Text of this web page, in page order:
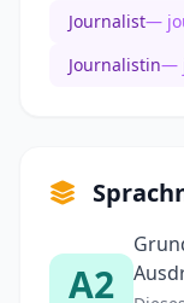
Journalist—
Journalistin—
A2